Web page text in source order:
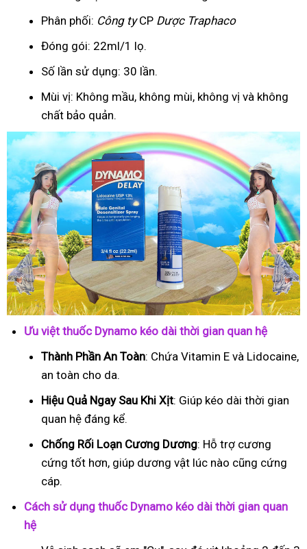
Phân phối: Công tyCP Dược Traphaco
Đóng gói: 22ml/1 lọ.
Số lần sử dụng: 30 lần.
Mùi vị: Không mầu, không mùi, không vị và không
chất bảo quản.
Ưu việt thuốc Dynamo kéo dài thời gian quan hệ
Thành Phần An Toàn: Chứa Vitamin E và Lidocaine,
an toàn cho da.
Hiệu Quả Ngay Sau Khi Xịt: Giúp kéo dài thời gian
quan hệ đáng kể.
Chống Rối Loạn Cương Dương: Hỗ trợ cương
cứng tốt hơn, giúp dương vật lúc nào cũng cứng
cáp.
Cách sử dụng thuốc Dynamo kéo dài thời gian quan
hệ